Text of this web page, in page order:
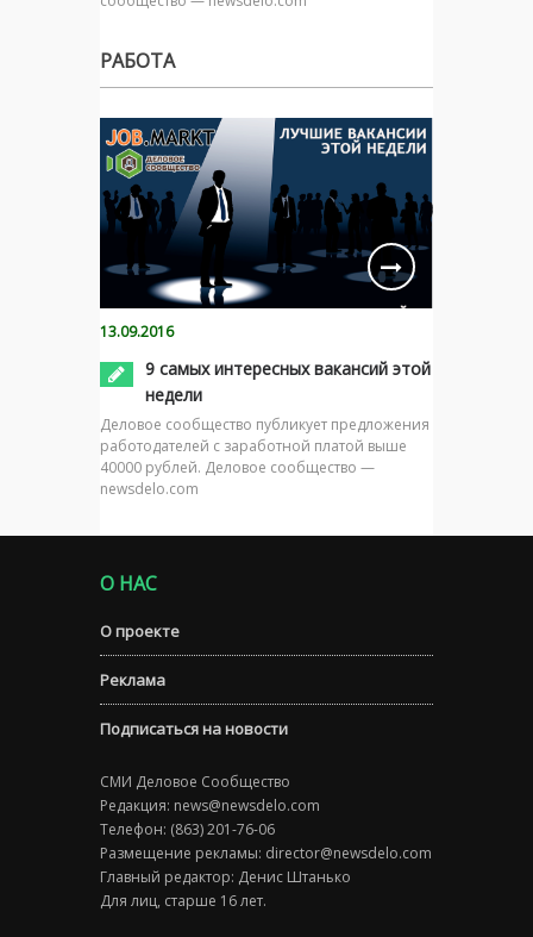
РАБОТА
13.09.2016
9 самых интересных вакансий этой
недели
Деловое сообщество публикует предложения
работодателей с заработной платой выше
40000 рублей. Деловое сообщество —
newsdelo.com
О НАС
О проекте
Реклама
Подписаться на новости
СМИ Деловое Сообщество
Редакция: news@newsdelo.com
Телефон: (863) 201-76-06
Размещение рекламы: director@newsdelo.com
Главный редактор: Денис Штанько
Для лиц, старше 16 лет.